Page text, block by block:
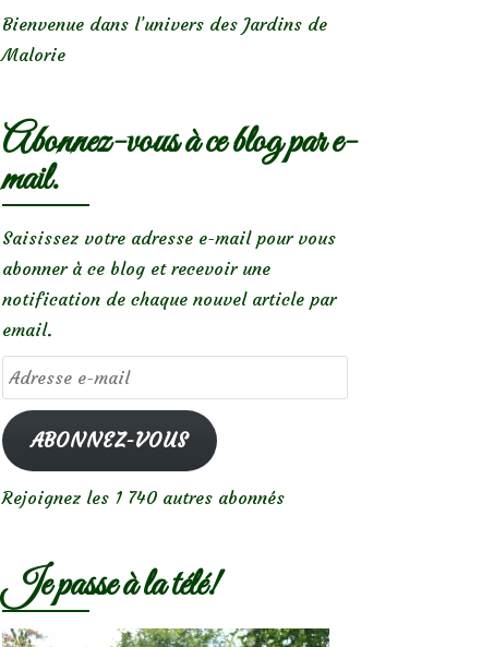
Bienvenue dans l’univers des Jardins de
Malorie
Abonnez-vous à ce blog par e-
mail.
Saisissez votre adresse e-mail pour vous
abonner à ce blog et recevoir une
notification de chaque nouvel article par
email.
Adresse
e-
mailABONNEZ-VOUS
Rejoignez les 1 740 autres abonnés
Je passe à la télé!